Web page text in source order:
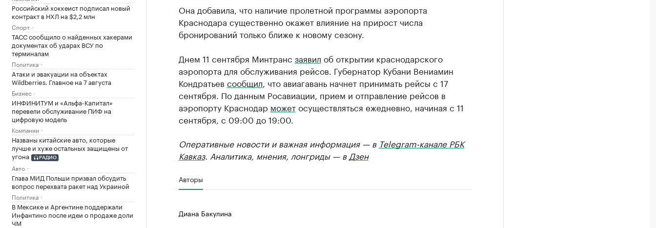
Российский хоккеист подписал новый
контракт в НХЛ на $2,2 млн
Спорт
ТАСС сообщило о найденных хакерами
документах об ударах ВСУ по
терминалам
Политика
Атаки и эвакуации на объектах
Wildberries. Главное на 7 августа
Бизнес
ИНФИНИТУМ и «Альфа-Капитал»
перевели обслуживание ПИФ на
цифровую модель
Компании
Названы китайские авто, которые
лучше и хуже остальных защищены от
угона
РАДИО
Авто
Глава МИД Польши призвал обсудить
вопрос перехвата ракет над Украиной
Политика
В Мексике и Аргентине поддержали
Инфантино после идеи о продаже доли
ЧМ
Она добавила, что наличие пролетной программы аэропорта
Краснодара существенно окажет влияние на прирост числа
бронирований только ближе к новому сезону.
Днем 11 сентября Минтранс заявил об открытии краснодарского
аэропорта для обслуживания рейсов. Губернатор Кубани Вениамин
Кондратьев сообщил , что авиагавань начнет принимать рейсы с 17
сентября. По данным Росавиации, прием и отправление рейсов в
аэропорту Краснодар можетосуществляться ежедневно, начиная с 11
сентября, с 09:00 до 19:00.
Оперативные новости и важная информация — в Telegram-канале РБК
Кавказ. Аналитика, мнения, лонгриды — в Дзен
Авторы
Диана Бакулина